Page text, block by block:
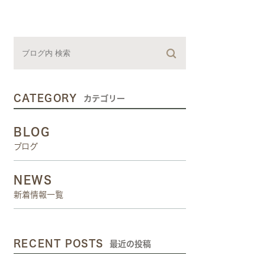
CATEGORY カテゴリー
BLOG
ブログ
NEWS
新着情報一覧
RECENT POSTS 最近の投稿